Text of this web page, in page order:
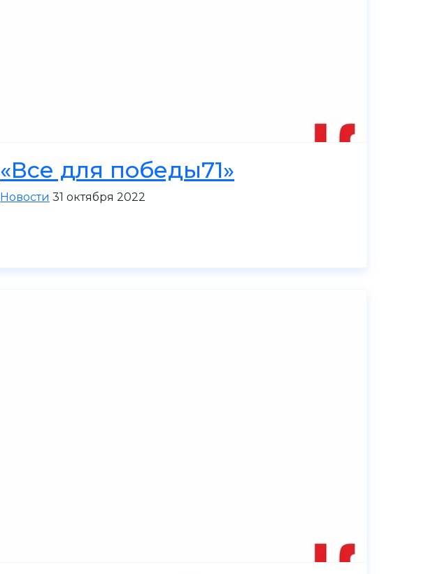
«Все для победы71»
Новости 31 октября 2022